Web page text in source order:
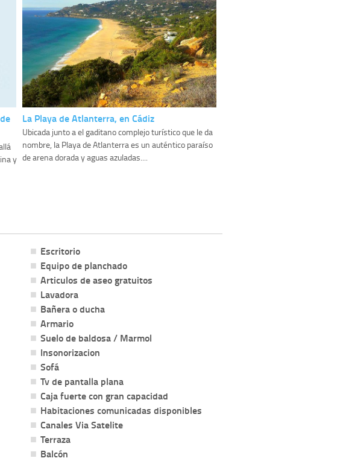
y
La Playa de Atlanterra, en Cádiz
Ubicada junto a el gaditano complejo turístico que le da
nombre, la Playa de Atlanterra es un auténtico paraíso
de arena dorada y aguas azuladas....
Escritorio
Equipo de planchado
Articulos de aseo gratuitos
Lavadora
Bañera o ducha
Armario
Suelo de baldosa / Marmol
Insonorizacion
Sofá
Tv de pantalla plana
Caja fuerte con gran capacidad
Habitaciones comunicadas disponibles
Canales Via Satelite
Terraza
Balcón